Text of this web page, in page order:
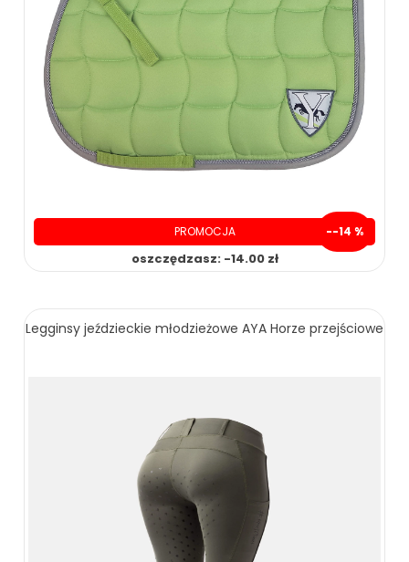
PROMOCJA --14 %
oszczędzasz: -14.00 zł
Legginsy jeździeckie młodzieżowe AYA Horze przejściowe